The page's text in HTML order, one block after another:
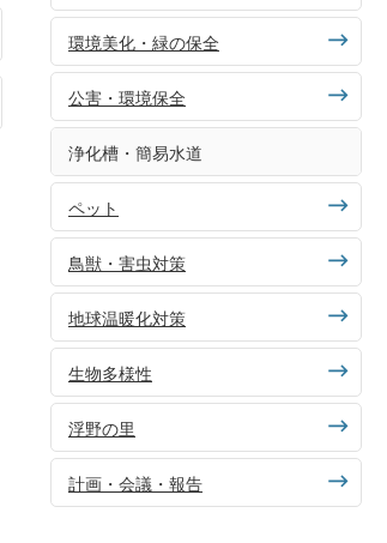
環境美化・緑の保全
公害・環境保全
浄化槽・簡易水道
ペット
鳥獣・害虫対策
地球温暖化対策
生物多様性
浮野の里
計画・会議・報告